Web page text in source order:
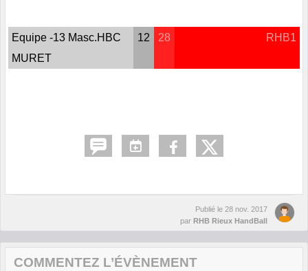
Equipe -13 Masc.HBC
MURET
12 28 RHB1
Publié le 28 nov. 2017
par RHB Rieux HandBall
COMMENTEZ L’ÉVÈNEMENT